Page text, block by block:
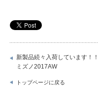
新製品続々入荷しています！！
ミズノ2017AW
トップページに戻る